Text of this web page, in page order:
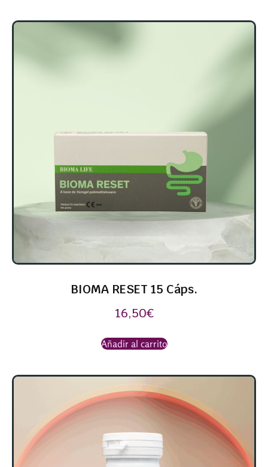
BIOMA RESET 15 Cáps.
16,50€
Añadir al carrito